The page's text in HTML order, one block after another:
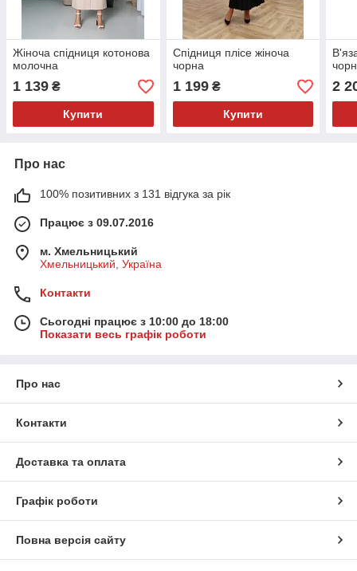
Жіноча спідниця котонова
молочна
1 139 ₴
Купити
Спідниця плісе жіноча
чорна
1 199₴
Купити
2
Про нас
100% позитивних з 131 відгука за рік
Працює з 09.07.2016
м. Хмельницький
Хмельницький, Україна
Контакти
Сьогодні працює з 10:00 до 18:00
Показати весь графік роботи
Про нас
Контакти
Доставка та оплата
Графік роботи
Повна версія сайту